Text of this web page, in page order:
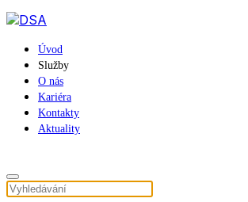
Úvod
Služby
O nás
Kariéra
Kontakty
Aktuality